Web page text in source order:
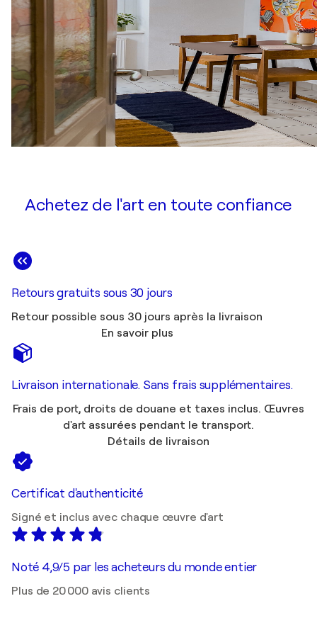
Achetez de l'art en toute confiance
Retours gratuits sous 30 jours
Retour possible sous 30 jours après la livraison
En savoir plus
Livraison internationale. Sans frais supplémentaires.
Frais de port, droits de douane et taxes inclus. Œuvres
d'art assurées pendant le transport.
Détails de livraison
Certificat d'authenticité
Signé et inclus avec chaque œuvre d'art
Noté 4,9/5 par les acheteurs du monde entier
Plus de 20 000 avis clients